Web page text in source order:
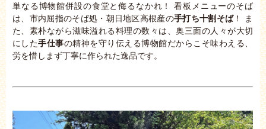
単なる博物館併設の食堂と侮るなかれ！ 看板メニューのそば
は、市内屈指のそば処・朝日地区高根産の手打ち十割そば！ ま
た、素朴ながら滋味溢れる料理の数々は、奥三面の人々が大切
にした手仕事の精神を守り伝える博物館だからこそ味わえる、
労を惜しまず丁寧に作られた逸品です。